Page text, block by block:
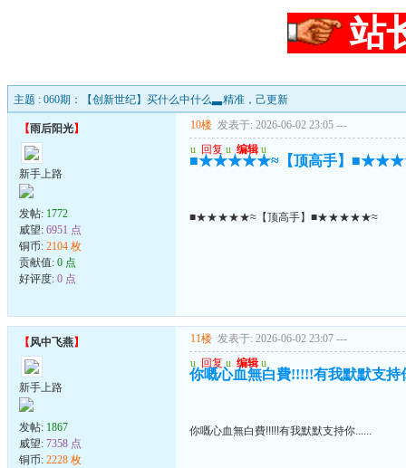
站
主题 : 060期：【创新世纪】买什么中什么▃精准，己更新
【雨后阳光】
新手上路
发帖: 1772
威望: 6951 点
铜币: 2104 枚
贡献值: 0 点
好评度: 0 点
10楼 发表于: 2026-06-02 23:05 ---
u 回复 u 编辑 u
■★★★★★≈【顶高手】
■★★★★★≈【顶高手】■★★★★★≈
【风中飞燕】
新手上路
发帖: 1867
威望: 7358 点
铜币: 2228 枚
11楼 发表于: 2026-06-02 23:07 ---
u 回复 u 编辑 u
你嘅心血無白費!!!!!有我默默支持
你嘅心血無白費!!!!!有我默默支持你......